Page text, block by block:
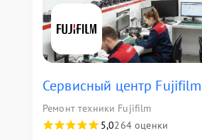
Сервисный центр Fujifilm
Ремонт техники Fujifilm
5,0264 оценки